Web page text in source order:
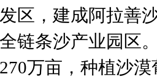
区，建成阿拉善
链条沙产业园区
270万亩，种植沙